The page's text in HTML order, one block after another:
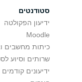
סטודנטים
ידיעון הפקולטה
Moodle
כיתות מחשבים
שרותים וסיוע
ידיעונים קודמים